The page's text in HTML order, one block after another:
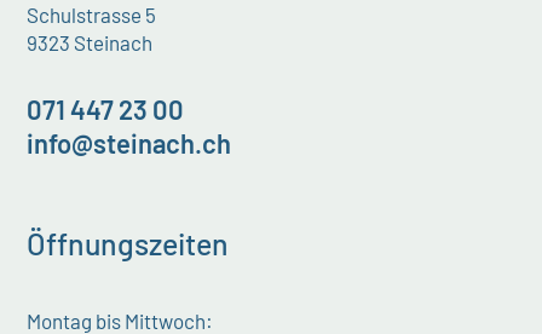
Schulstrasse 5
9323 Steinach
071 447 23 00
info@steinach.ch
Öffnungszeiten
Montag bis Mittwoch: